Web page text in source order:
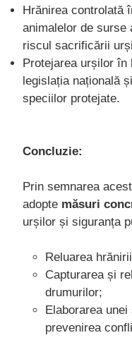
Hrănirea controlată
animalelor de surse
riscul sacrificării
Protejarea urșilor în
legislația națională
speciilor protejate.
Concluzie:
Prin semnarea
adopte măsuri
urșilor și siguranța
Reluarea
Capturarea și
drumurilor;
Elaborarea
prevenirea